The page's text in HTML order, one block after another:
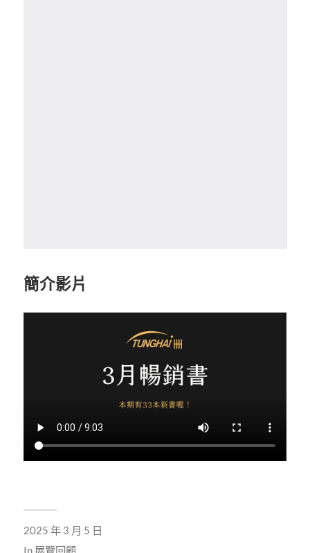
簡介影片
2025 年 3 月 5 日
In 展覽回顧